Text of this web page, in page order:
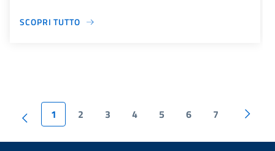
SCOPRI TUTTO
1 2 3 4 5 6 7